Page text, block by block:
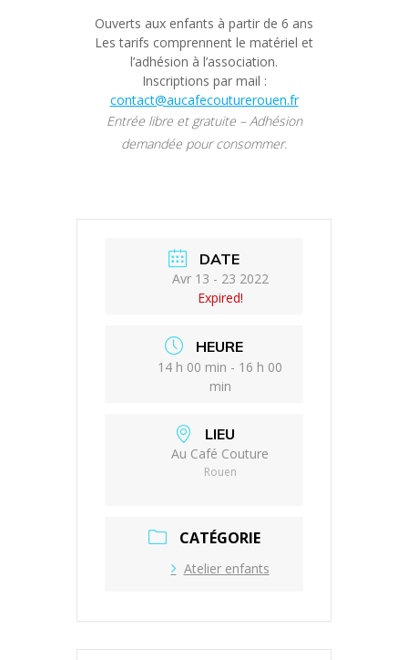
Ouverts aux enfants à partir de 6 ans
Les tarifs comprennent le matériel et
l’adhésion à l’association.
Inscriptions par mail :
contact@aucafecouturerouen.fr
Entrée libre et gratuite – Adhésion
demandée pour consommer.
DATE
Avr 13 - 23 2022
Expired!
HEURE
14 h 00 min - 16 h 00
min
LIEU
Au Café Couture
Rouen
CATÉGORIE
Atelier enfants